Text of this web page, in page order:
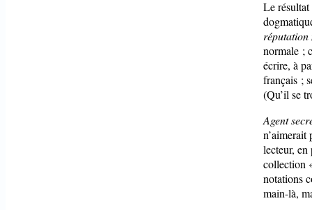
Le résultat
réputation
normale ;
écrire, à
français ;
(Qu’il se
Agent
n’aimerait
lecteur,
collection
notations
main-là,